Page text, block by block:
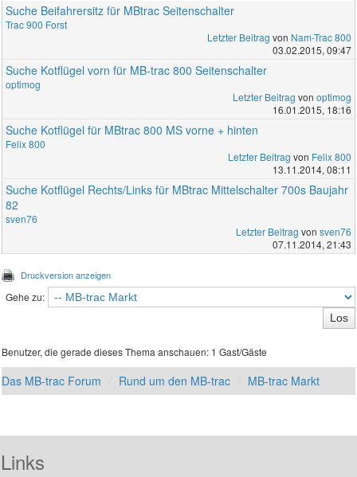
Suche Beifahrersitz für MBtrac Seitenschalter
Trac 900 Forst
Letzter Beitrag von Nam-Trac 800
03.02.2015, 09:47
Suche Kotflügel vorn für MB-trac 800 Seitenschalter
optimog
Letzter Beitrag von optimog
16.01.2015, 18:16
Suche Kotflügel für MBtrac 800 MS vorne + hinten
Felix 800
Letzter Beitrag von Felix 800
13.11.2014, 08:11
Suche Kotflügel Rechts/Links für MBtrac Mittelschalter 700s Baujahr
82
sven76
Letzter Beitrag von sven76
07.11.2014, 21:43
Druckversion anzeigen
Gehe zu:
Benutzer, die gerade dieses Thema anschauen: 1 Gast/Gäste
Das MB-trac Forum Rund um den MB-trac MB-trac Markt
Links